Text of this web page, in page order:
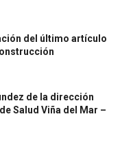
del último artículo
de la dirección
Salud Viña del Mar –